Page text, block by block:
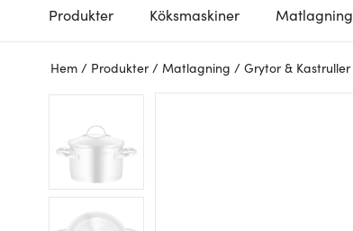
Produkter Köksmaskiner Matlagning
Hem / Produkter / Matlagning / Grytor & Kastruller